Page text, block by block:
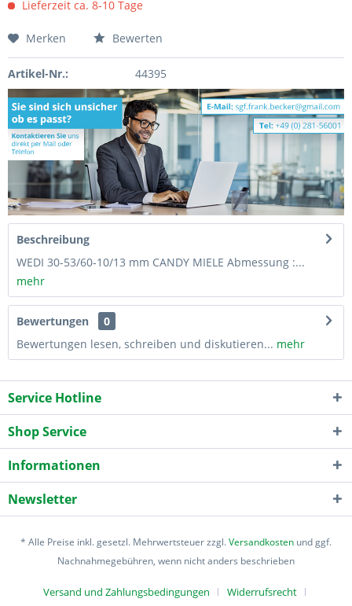
Lieferzeit ca. 8-10 Tage
Merken Bewerten
Artikel-Nr.: 44395
Beschreibung
WEDI 30-53/60-10/13 mm CANDY MIELE Abmessung :...
mehr
Bewertungen
0
Bewertungen lesen, schreiben und diskutieren... mehr
Service Hotline
Shop Service
Informationen
Newsletter
* Alle Preise inkl. gesetzl. Mehrwertsteuer zzgl.Versandkosten und ggf.
Nachnahmegebühren, wenn nicht anders beschrieben
Versand und Zahlungsbedingungen Widerrufsrecht